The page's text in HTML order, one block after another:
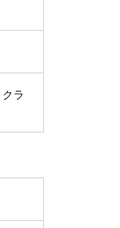
クラ